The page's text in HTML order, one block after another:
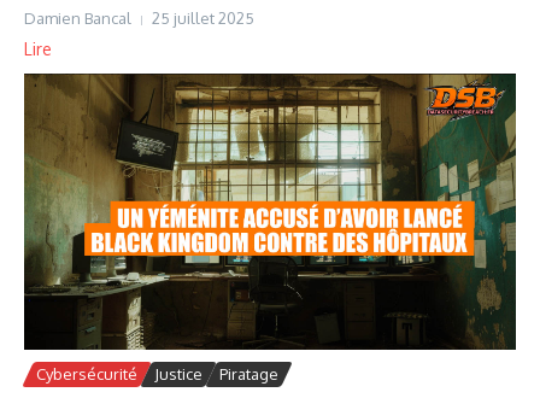
Damien Bancal 25 juillet 2025
Lire
Cybersécurité Justice Piratage